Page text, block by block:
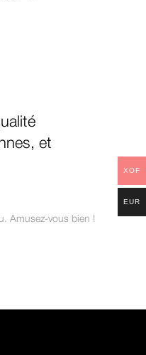
et
Amusez-vous bien !
XOF
EUR